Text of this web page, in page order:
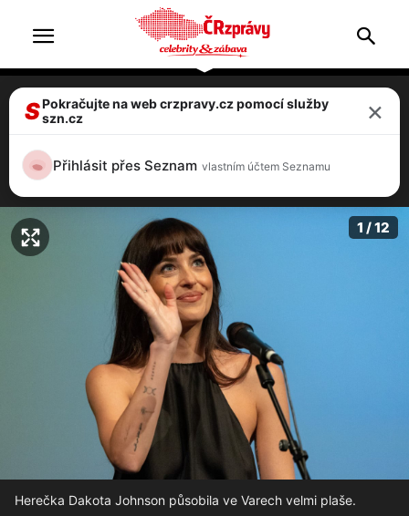
VIDEO: Hvězdný Michael Douglas ve
fanoušky
1 / 12
Herečka Dakota Johnson působila ve Varech velmi plaše.
SPokračujte na web crzpravy.cz pomocí služby
szn.cz
×
Přihlásit přes Seznam vlastním účtem Seznamu